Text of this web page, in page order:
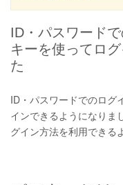
ID・パスワード
キーを使ってロ
た
ID・パスワードでのログ
インできるようになりま
グイン方法を利用できる